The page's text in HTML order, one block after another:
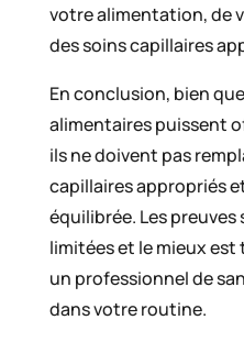
votre alimentation, de
des soins capillaires
En conclusion, bien
alimentaires puissent
ils ne doivent pas
capillaires appropriés
équilibrée. Les
limitées et le mieux
un professionnel de
dans votre routine.